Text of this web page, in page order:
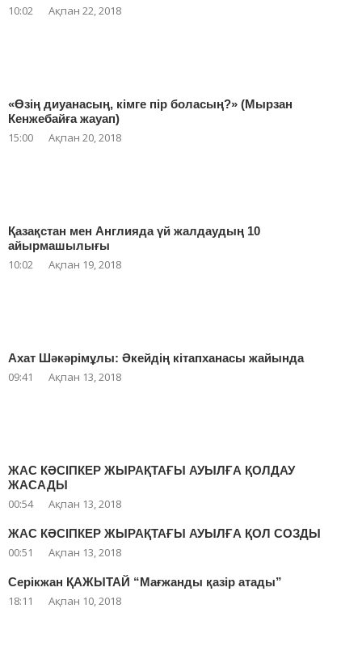
10:02 Ақпан 22, 2018
«Өзің диуанасың, кімге пір боласың?» (Мырзан
Кенжебайға жауап)
15:00 Ақпан 20, 2018
Қазақстан мен Англияда үй жалдаудың 10
айырмашылығы
10:02 Ақпан 19, 2018
Ахат Шәкәрімұлы: Әкейдің кітапханасы жайында
09:41 Ақпан 13, 2018
ЖАС КӘСІПКЕР ЖЫРАҚТАҒЫ АУЫЛҒА ҚОЛДАУ
ЖАСАДЫ
00:54 Ақпан 13, 2018
ЖАС КӘСІПКЕР ЖЫРАҚТАҒЫ АУЫЛҒА ҚОЛ СОЗДЫ
00:51 Ақпан 13, 2018
Серікжан ҚАЖЫТАЙ “Мағжанды қазір атады”
18:11 Ақпан 10, 2018